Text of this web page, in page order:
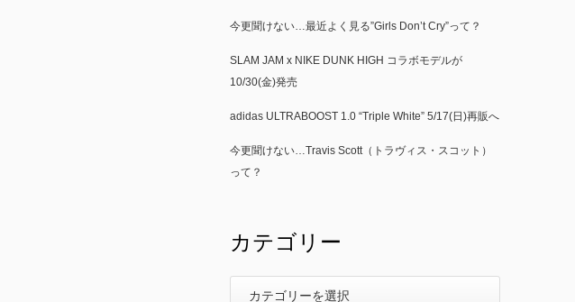
今更聞けない…最近よく見る”Girls Don’t Cry”って？
SLAM JAM x NIKE DUNK HIGH コラボモデルが
10/30(金)発売
adidas ULTRABOOST 1.0 “Triple White” 5/17(日)再販へ
今更聞けない…Travis Scott（トラヴィス・スコット）
って？
カテゴリー